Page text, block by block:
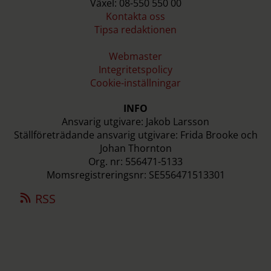
Växel: 08-550 550 00
Kontakta oss
Tipsa redaktionen
Webmaster
Integritetspolicy
Cookie-inställningar
INFO
Ansvarig utgivare: Jakob Larsson
Ställföreträdande ansvarig utgivare: Frida Brooke och
Johan Thornton
Org. nr: 556471-5133
Momsregistreringsnr: SE556471513301
RSS